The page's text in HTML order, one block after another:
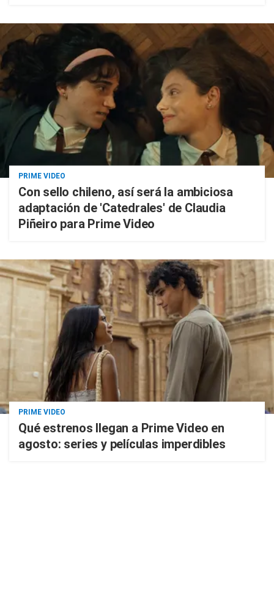
PRIME VIDEO
Con sello chileno, así será la ambiciosa
adaptación de 'Catedrales' de Claudia
Piñeiro para Prime Video
PRIME VIDEO
Qué estrenos llegan a Prime Video en
agosto: series y películas imperdibles